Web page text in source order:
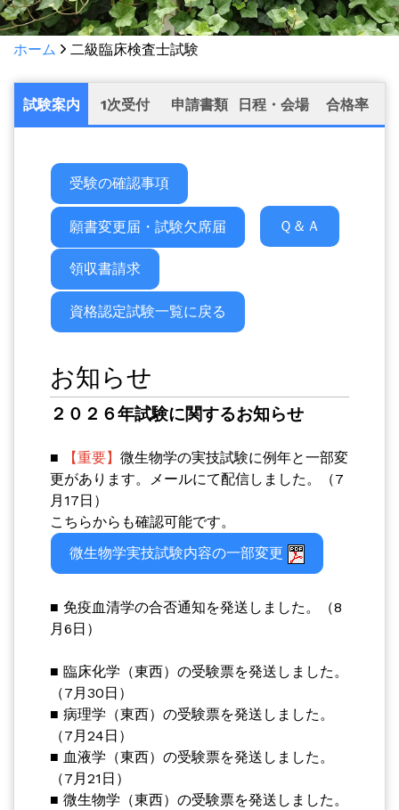
ホーム 二級臨床検査士試験
試験案内 1次受付 申請書類 日程・会場 合格率
受験の確認事項
願書変更届・試験欠席届 Ｑ＆Ａ
領収書請求
資格認定試験一覧に戻る
お知らせ
２０２６年試験に関するお知らせ
■ 【重要】 微生物学の実技試験に例年と一部変
更があります。メールにて配信しました。（7
月17日）
こちらからも確認可能です。
微生物学実技試験内容の一部変更
■ 免疫血清学の合否通知を発送しました。（8
月6日）
■ 臨床化学（東西）の受験票を発送しました。
（7月30日）
■ 病理学（東西）の受験票を発送しました。
（7月24日）
■ 血液学（東西）の受験票を発送しました。
（7月21日）
■ 微生物学（東西）の受験票を発送しました。